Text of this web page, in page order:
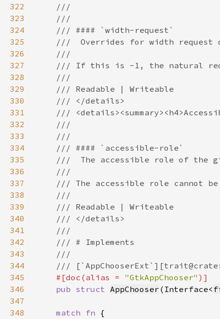
322
323
324
325
326
327
328
329
330
331
332
333
334
335
336
337
338
339
340
341
342
343
344
345
#[doc(alias = "GtkAppChooser"
346
pub struct AppChooser (Interface<
347
348
match fn